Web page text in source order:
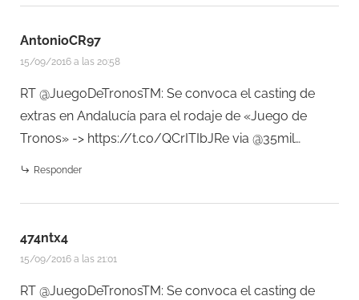
AntonioCR97
15/09/2016 a las 20:58
RT @JuegoDeTronosTM: Se convoca el casting de
extras en Andalucía para el rodaje de «Juego de
Tronos» -> https://t.co/QCrITIbJRe via @35mil…
Responder
474ntx4
15/09/2016 a las 21:01
RT @JuegoDeTronosTM: Se convoca el casting de